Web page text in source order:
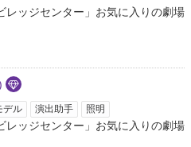
レッジセンター」お気に入りの劇場
デル 演出助手 照明
レッジセンター」お気に入りの劇場